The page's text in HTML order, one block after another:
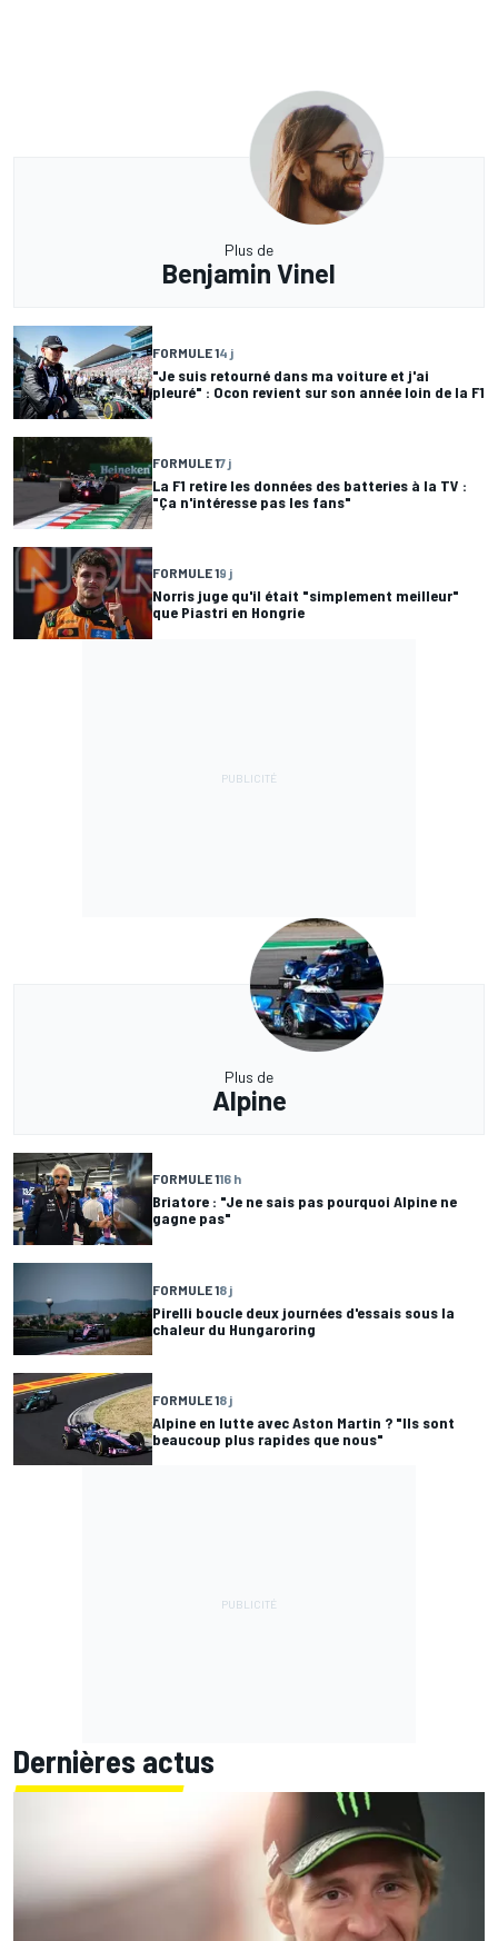
Plus de
Benjamin Vinel
FORMULE 14 j
"Je suis retourné dans ma voiture et j'ai
pleuré" : Ocon revient sur son année loin de la F1
FORMULE 17 j
La F1 retire les données des batteries à la TV :
"Ça n'intéresse pas les fans"
FORMULE 19 j
Norris juge qu'il était "simplement meilleur"
que Piastri en Hongrie
Plus de
Alpine
FORMULE 116 h
Briatore : "Je ne sais pas pourquoi Alpine ne
gagne pas"
FORMULE 18 j
Pirelli boucle deux journées d'essais sous la
chaleur du Hungaroring
FORMULE 18 j
Alpine en lutte avec Aston Martin ? "Ils sont
beaucoup plus rapides que nous"
Dernières actus